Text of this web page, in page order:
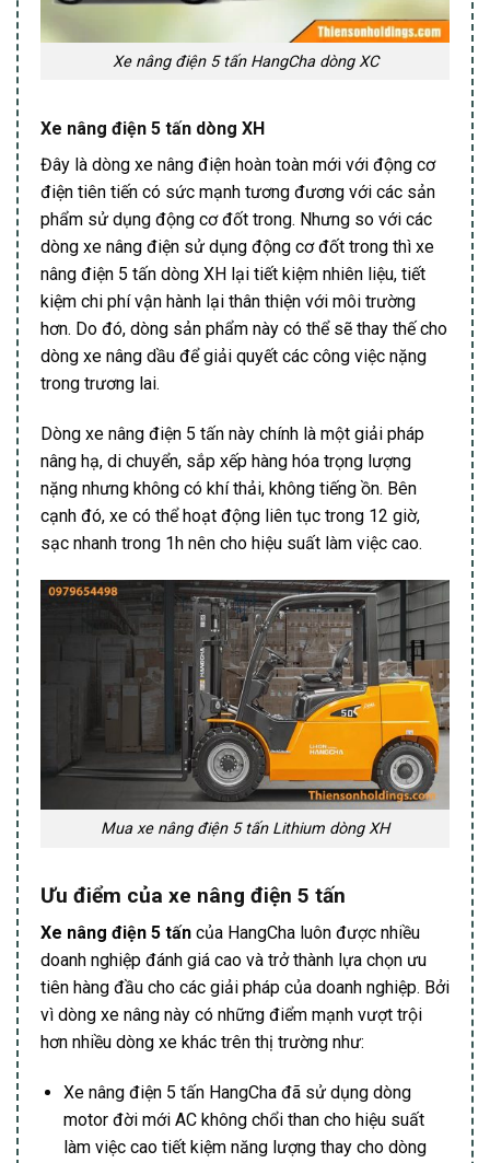
Xe nâng điện 5 tấn HangCha dòng XC
Xe nâng điện 5 tấn dòng XH
Đây là dòng xe nâng điện hoàn toàn mới với động cơ
điện tiên tiến có sức mạnh tương đương với các sản
phẩm sử dụng động cơ đốt trong. Nhưng so với các
dòng xe nâng điện sử dụng động cơ đốt trong thì xe
nâng điện 5 tấn dòng XH lại tiết kiệm nhiên liệu, tiết
kiệm chi phí vận hành lại thân thiện với môi trường
hơn. Do đó, dòng sản phẩm này có thể sẽ thay thế cho
dòng xe nâng dầu để giải quyết các công việc nặng
trong trương lai.
Dòng xe nâng điện 5 tấn này chính là một giải pháp
nâng hạ, di chuyển, sắp xếp hàng hóa trọng lượng
nặng nhưng không có khí thải, không tiếng ồn. Bên
cạnh đó, xe có thể hoạt động liên tục trong 12 giờ,
sạc nhanh trong 1h nên cho hiệu suất làm việc cao.
Mua xe nâng điện 5 tấn Lithium dòng XH
Ưu điểm của xe nâng điện 5 tấn
Xe nâng điện 5 tấn của HangCha luôn được nhiều
doanh nghiệp đánh giá cao và trở thành lựa chọn ưu
tiên hàng đầu cho các giải pháp của doanh nghiệp. Bởi
vì dòng xe nâng này có những điểm mạnh vượt trội
hơn nhiều dòng xe khác trên thị trường như:
Xe nâng điện 5 tấn HangCha đã sử dụng dòng
motor đời mới AC không chổi than cho hiệu suất
làm việc cao tiết kiệm năng lượng thay cho dòng